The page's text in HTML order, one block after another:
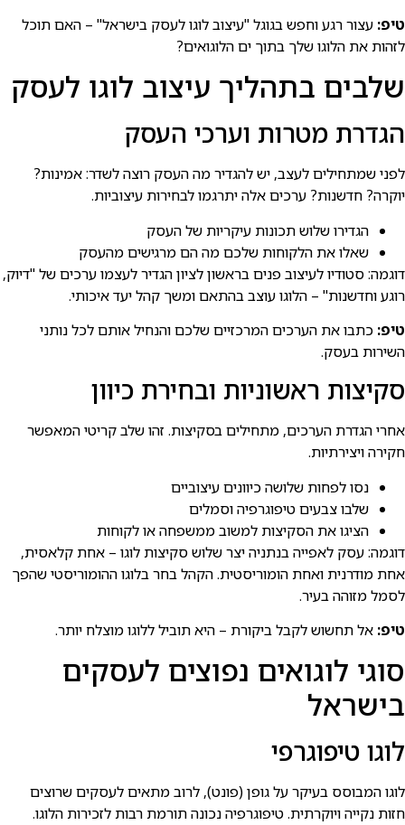
טיפ: עצור רגע וחפש בגוגל "עיצוב לוגו לעסק בישראל" – האם תוכל
לזהות את הלוגו שלך בתוך ים הלוגואים?
שלבים בתהליך עיצוב לוגו לעסק
הגדרת מטרות וערכי העסק
לפני שמתחילים לעצב, יש להגדיר מה העסק רוצה לשדר: אמינות?
יוקרה? חדשנות? ערכים אלה יתרגמו לבחירות עיצוביות.
הגדירו שלוש תכונות עיקריות של העסק
שאלו את הלקוחות שלכם מה הם מרגישים מהעסק
דוגמה: סטודיו לעיצוב פנים בראשון לציון הגדיר לעצמו ערכים של "דיוק,
רוגע וחדשנות" – הלוגו עוצב בהתאם ומשך קהל יעד איכותי.
טיפ: כתבו את הערכים המרכזיים שלכם והנחיל אותם לכל נותני
השירות בעסק.
סקיצות ראשוניות ובחירת כיוון
אחרי הגדרת הערכים, מתחילים בסקיצות. זהו שלב קריטי המאפשר
חקירה ויצירתיות.
נסו לפחות שלושה כיוונים עיצוביים
שלבו צבעים טיפוגרפיה וסמלים
הציגו את הסקיצות למשוב ממשפחה או לקוחות
דוגמה: עסק לאפייה בנתניה יצר שלוש סקיצות לוגו – אחת קלאסית,
אחת מודרנית ואחת הומוריסטית. הקהל בחר בלוגו ההומוריסטי שהפך
לסמל מזוהה בעיר.
טיפ: אל תחשוש לקבל ביקורת – היא תוביל ללוגו מוצלח יותר.
סוגי לוגואים נפוצים לעסקים
בישראל
לוגו טיפוגרפי
לוגו המבוסס בעיקר על גופן (פונט), לרוב מתאים לעסקים שרוצים
חזות נקייה ויוקרתית. טיפוגרפיה נכונה תורמת רבות לזכירות הלוגו.